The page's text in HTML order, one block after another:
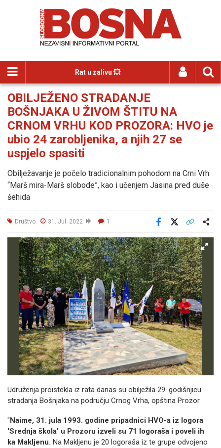
Rat u zalivu 💥
OBILJEŽENO STRADANJE
BOŠNJAKA U ŽIVOM ŠTITU NA
CRNOM VRHU KOD PROZORA: HVO je
ubio 24 zarobljenika, a njih 27 se
uspjelo spasiti
Obilježavanje je počelo tradicionalnim pohodom na Crni Vrh
“Marš mira-Marš slobode”, kao i učenjem Jasina pred duše
šehida
Društvo 31. Jul. 2022 1
Facebook
Udruženja proistekla iz rata danas su obilježila 29. godišnjicu
stradanja Bošnjaka na području Crnog Vrha, opština Prozor.
"Naime, 31. jula 1993. godine pripadnici HVO-a iz logora
'Srednja škola' u Prozoru izveli su 71 logoraša i poveli ih
ka Makljenu. Na Makljenu je 20 logoraša iz te grupe odvojeno